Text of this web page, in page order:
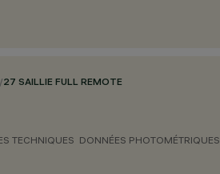
/27 SAILLIE FULL REMOTE
TECHNIQUES DONNÉES PHOTOMÉTRIQUES